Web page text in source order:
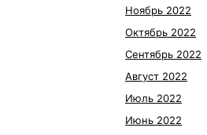
Ноябрь 2022
Октябрь 2022
Сентябрь 2022
Август 2022
Июль 2022
Июнь 2022